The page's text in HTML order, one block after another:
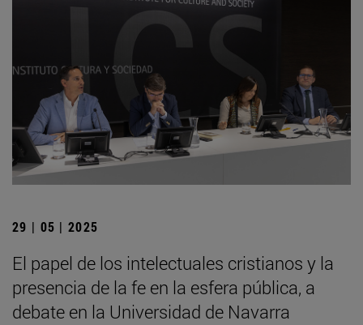
29 | 05 | 2025
El papel de los intelectuales cristianos y la
presencia de la fe en la esfera pública, a
debate en la Universidad de Navarra